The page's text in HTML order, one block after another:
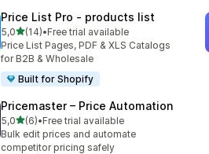
Price List Pro ‑ products list
5,0av 5 stjerner
(14)
Totalt 14 omtaler
•Free trial available
Price List Pages, PDF & XLS Catalogs
for B2B & Wholesale
Built for Shopify
Pricemaster – Price Automation
5,0av 5 stjerner
(6)
Totalt 6 omtaler
•Free trial available
Bulk edit prices and automate
competitor pricing safely